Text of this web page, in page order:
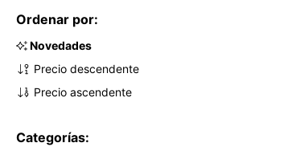
Ordenar por:
Novedades
Precio descendente
Precio ascendente
Categorías: